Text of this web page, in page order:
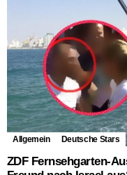
Allgemein Deutsche Stars
ZDF Fernsehgarten-